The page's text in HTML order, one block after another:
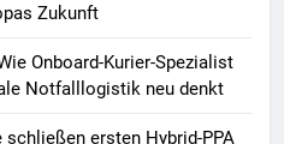
Zukunft
Onboard-Kurier-Spezialist
Notfalllogistik neu denkt
schließen ersten Hybrid-PPA